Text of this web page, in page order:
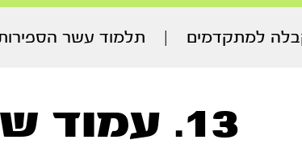
למתקדמים תלמוד עשר
13. עמוד שכ''ז